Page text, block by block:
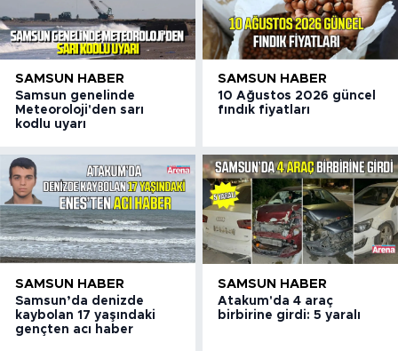
SAMSUN HABER
Samsun genelinde
Meteoroloji'den sarı
kodlu uyarı
SAMSUN HABER
10 Ağustos 2026 güncel
fındık fiyatları
SAMSUN HABER
Samsun’da denizde
kaybolan 17 yaşındaki
gençten acı haber
SAMSUN HABER
Atakum'da 4 araç
birbirine girdi: 5 yaralı